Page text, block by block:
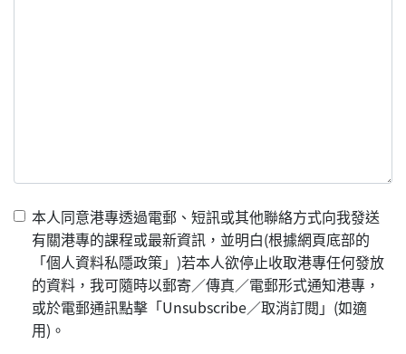
本人同意港專透過電郵、短訊或其他聯絡方式向我發送
有關港專的課程或最新資訊，並明白(根據網頁底部的
「個人資料私隱政策」)若本人欲停止收取港專任何發放
的資料，我可隨時以郵寄／傳真／電郵形式通知港專，
或於電郵通訊點擊「Unsubscribe／取消訂閱」(如適
用)。